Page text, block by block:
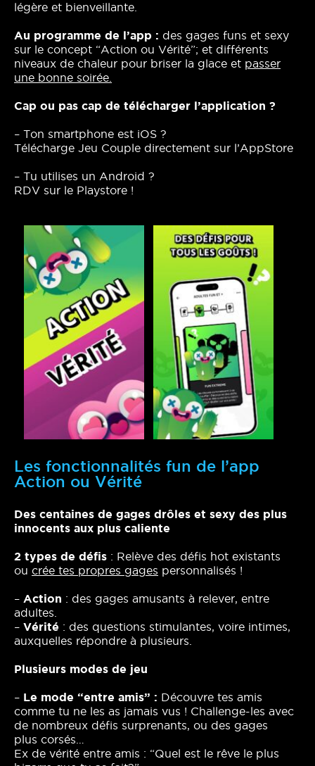
légère et bienveillante.
Au programme de l’app : des gages funs et sexy
sur le concept “Action ou Vérité”; et différents
niveaux de chaleur pour briser la glace et passer
une bonne soirée.
Cap ou pas cap de télécharger l’application ?
– Ton smartphone est iOS ?
Télécharge Jeu Couple directement sur l’AppStore
– Tu utilises un Android ?
RDV sur le Playstore !
Les fonctionnalités fun de l’app
Action ou Vérité
Des centaines de gages drôles et sexy des plus
innocents aux plus caliente
2 types de défis : Relève des défis hot existants
ou crée tes propres gages personnalisés !
– Action : des gages amusants à relever, entre
adultes.
– Vérité : des questions stimulantes, voire intimes,
auxquelles répondre à plusieurs.
Plusieurs modes de jeu
– Le mode “entre amis” : Découvre tes amis
comme tu ne les as jamais vus ! Challenge-les avec
de nombreux défis surprenants, ou des gages
plus corsés…
Ex de vérité entre amis : “Quel est le rêve le plus